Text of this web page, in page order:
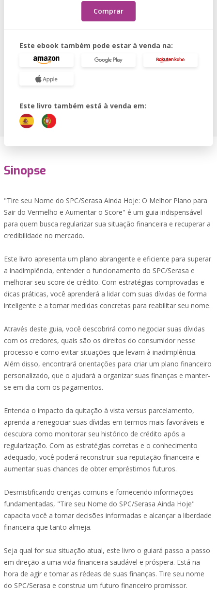
Comprar
Este ebook também pode estar à venda na:
Este livro também está à venda em:
Sinopse
"Tire seu Nome do SPC/Serasa Ainda Hoje: O Melhor Plano para
Sair do Vermelho e Aumentar o Score" é um guia indispensável
para quem busca regularizar sua situação financeira e recuperar a
credibilidade no mercado.
Este livro apresenta um plano abrangente e eficiente para superar
a inadimplência, entender o funcionamento do SPC/Serasa e
melhorar seu score de crédito. Com estratégias comprovadas e
dicas práticas, você aprenderá a lidar com suas dívidas de forma
inteligente e a tomar medidas concretas para reabilitar seu nome.
Através deste guia, você descobrirá como negociar suas dívidas
com os credores, quais são os direitos do consumidor nesse
processo e como evitar situações que levam à inadimplência.
Além disso, encontrará orientações para criar um plano financeiro
personalizado, que o ajudará a organizar suas finanças e manter-
se em dia com os pagamentos.
Entenda o impacto da quitação à vista versus parcelamento,
aprenda a renegociar suas dívidas em termos mais favoráveis e
descubra como monitorar seu histórico de crédito após a
regularização. Com as estratégias corretas e o conhecimento
adequado, você poderá reconstruir sua reputação financeira e
aumentar suas chances de obter empréstimos futuros.
Desmistificando crenças comuns e fornecendo informações
fundamentadas, "Tire seu Nome do SPC/Serasa Ainda Hoje"
capacita você a tomar decisões informadas e alcançar a liberdade
financeira que tanto almeja.
Seja qual for sua situação atual, este livro o guiará passo a passo
em direção a uma vida financeira saudável e próspera. Está na
hora de agir e tomar as rédeas de suas finanças. Tire seu nome
do SPC/Serasa e construa um futuro financeiro promissor.